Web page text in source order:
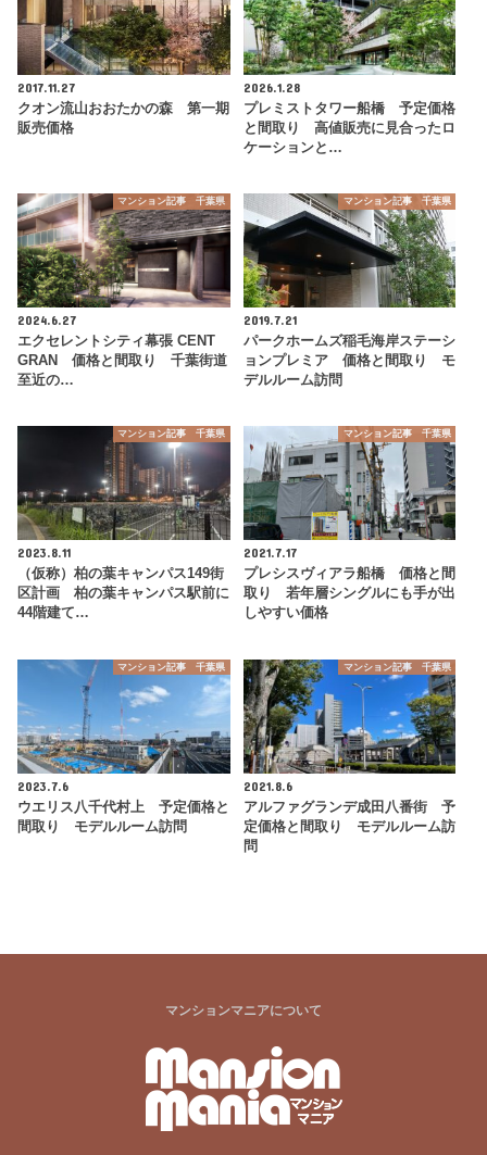
2017.11.27
クオン流山おおたかの森 第一期
販売価格
2026.1.28
プレミストタワー船橋 予定価格
と間取り 高値販売に見合ったロ
ケーションと…
マンション記事 千葉県
2024.6.27
エクセレントシティ幕張 CENT
GRAN 価格と間取り 千葉街道
至近の…
マンション記事 千葉県
2019.7.21
パークホームズ稲毛海岸ステーシ
ョンプレミア 価格と間取り モ
デルルーム訪問
マンション記事 千葉県
2023.8.11
（仮称）柏の葉キャンパス149街
区計画 柏の葉キャンパス駅前に
44階建て…
マンション記事 千葉県
2021.7.17
プレシスヴィアラ船橋 価格と間
取り 若年層シングルにも手が出
しやすい価格
マンション記事 千葉県
2023.7.6
ウエリス八千代村上 予定価格と
間取り モデルルーム訪問
マンション記事 千葉県
2021.8.6
アルファグランデ成田八番街 予
定価格と間取り モデルルーム訪
問
マンションマニアについて